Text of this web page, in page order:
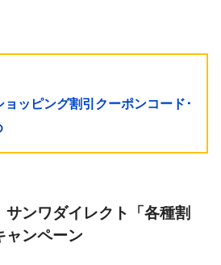
ョッピング割引クーポンコード･
サンワダイレクト「各種割
ャンペーン